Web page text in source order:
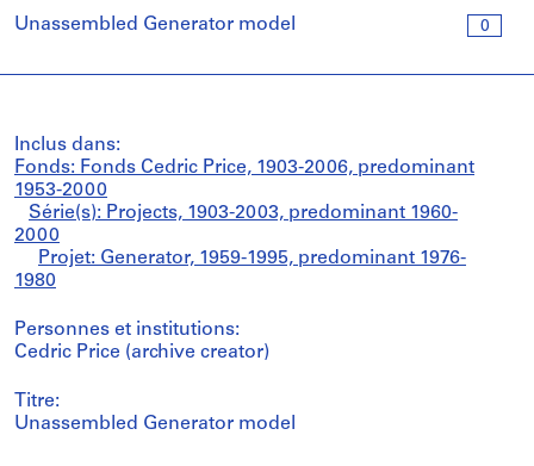
0
Unassembled Generator model
Inclus dans:
Fonds: Fonds Cedric Price, 1903-2006, predominant
1953-2000
Série(s): Projects, 1903-2003, predominant 1960-
2000
Projet: Generator, 1959-1995, predominant 1976-
1980
Personnes et institutions:
Cedric Price (archive creator)
Titre:
Unassembled Generator model